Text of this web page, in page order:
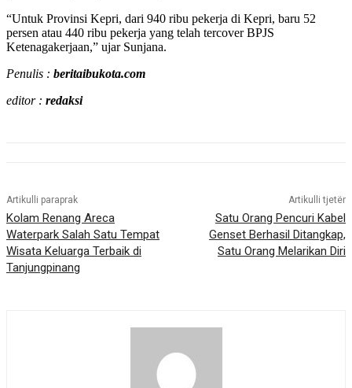
“Untuk Provinsi Kepri, dari 940 ribu pekerja di Kepri, baru 52
persen atau 440 ribu pekerja yang telah tercover BPJS
Ketenagakerjaan,” ujar Sunjana.
Penulis : beritaibukota.com
editor : redaksi
Artikulli paraprak
Kolam Renang Areca
Waterpark Salah Satu Tempat
Wisata Keluarga Terbaik di
Tanjungpinang
Artikulli tjetër
Satu Orang Pencuri Kabel
Genset Berhasil Ditangkap,
Satu Orang Melarikan Diri